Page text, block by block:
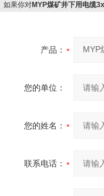
如果你对MYP煤矿井下用电缆
产品：
您的单位：
您的姓名：
联系电话：